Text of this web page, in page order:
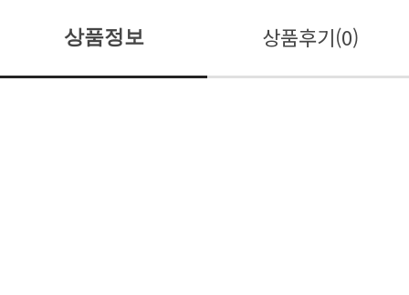
상품정보 상품후기(0)